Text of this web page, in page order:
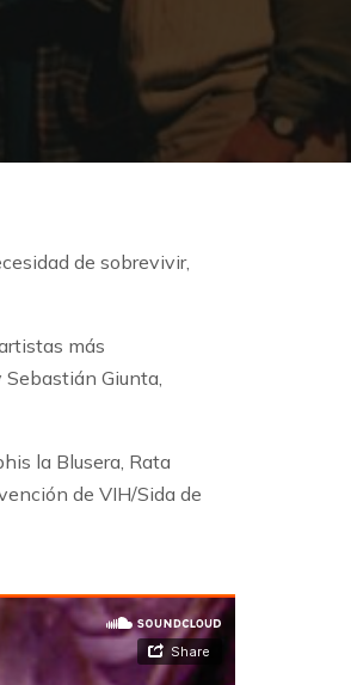
de sobrevivir,
más
Giunta,
la Blusera, Rata
de VIH/Sida de